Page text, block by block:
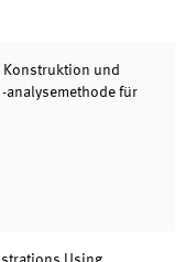
Konstruktion und
analysemethode für